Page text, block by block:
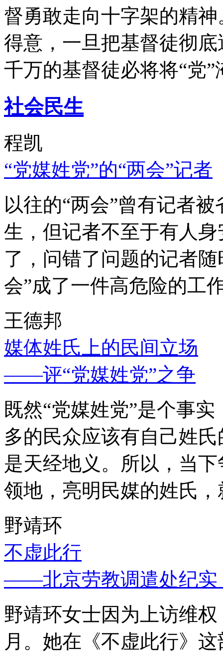
督勇敢走向十字架的精
得意，一旦把基督徒彻
千万的基督徒必将将“党”
社会民生
程凯
“党媒姓党”的“两会”记者
以往的“两会”曾有记者
生，但记者不至于有人
了，问错了问题的记者
会”成了一件高危险的工
王德邦
媒体姓氏上的民间立场
——评“党媒姓党”之争
既然“党媒姓党”是个事
多的民众应该有自己姓
是天经地义。所以，当
领地，亮明民媒的姓氏
野靖环
不虚此行
——北京劳教调遣处纪实
野靖环女士因为上访维
月。她在《不虚此行》